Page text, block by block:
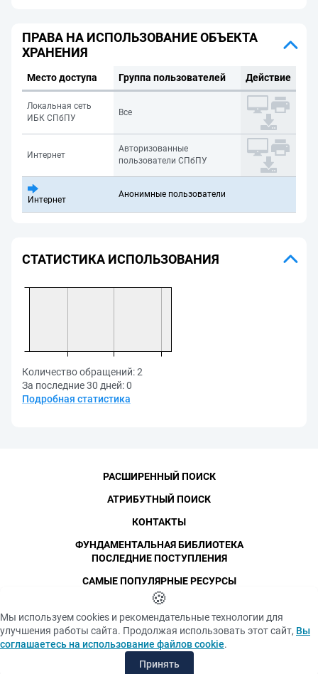
ПРАВА НА ИСПОЛЬЗОВАНИЕ ОБЪЕКТА
ХРАНЕНИЯ
Место доступа Группа пользователей Действие
Локальная сеть
ИБК СПбПУ
Все
Интернет
Авторизованные
пользователи СПбПУ
Интернет
Анонимные пользователи
СТАТИСТИКА ИСПОЛЬЗОВАНИЯ
Количество обращений:2
За последние 30 дней:0
Подробная статистика
СПбПУ, 1996-2026
Авторские права и персональные данные
Фотографии размещены с согласия
изображённых лиц в соответствии
с требованиями законодательства
о персональных данных. Согласно
Политика конфиденциальности
Положение об использовании «cookie» файлов
РАСШИРЕННЫЙ ПОИСК
АТРИБУТНЫЙ ПОИСК
КОНТАКТЫ
ФУНДАМЕНТАЛЬНАЯ БИБЛИОТЕКА
ПОСЛЕДНИЕ ПОСТУПЛЕНИЯ
САМЫЕ ПОПУЛЯРНЫЕ РЕСУРСЫ
🍪
Мы используем cookies и рекомендательные технологии для
улучшения работы сайта. Продолжая использовать этот сайт, Вы
соглашаетесь на использование файлов cookie.
Принять